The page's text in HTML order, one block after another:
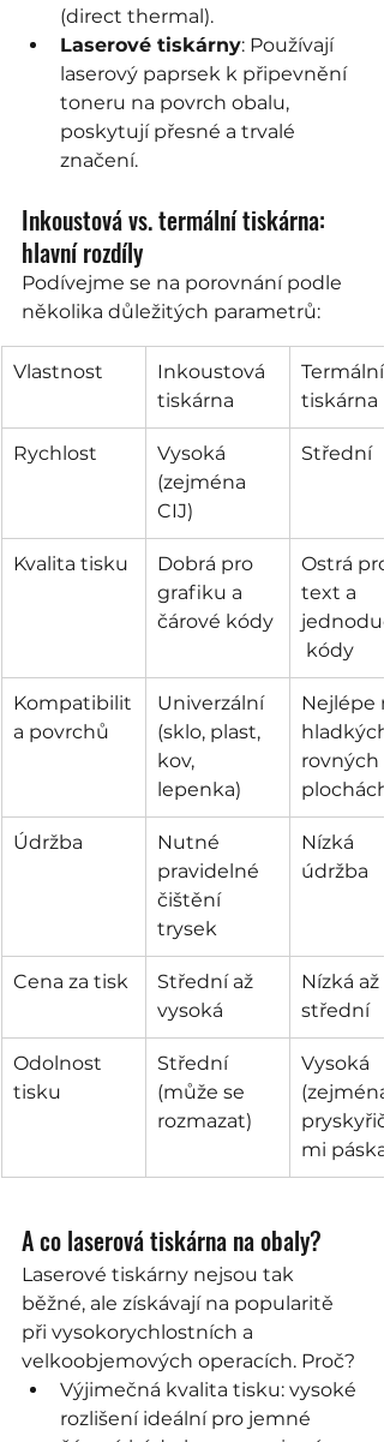
(direct thermal).
Laserové tiskárny: Používají
laserový paprsek k připevnění
toneru na povrch obalu,
poskytují přesné a trvalé
značení.
Inkoustová vs. termální tiskárna:
hlavní rozdíly
Podívejme se na porovnání podle
několika důležitých parametrů:
Vlastnost
Inkoustová
tiskárna
Termální
tiskárna
Rychlost
Vysoká
(zejména
CIJ)
Střední
Kvalita tisku
Dobrá pro
grafiku a
čárové kódy
Ostrá pro
text a
kódy
Kompatibilit
a povrchů
Univerzální
(sklo, plast,
kov,
lepenka)
Nejlépe
rovných
plochách
Údržba
Nutné
pravidelné
čištění
trysek
Nízká
údržba
Cena za tisk
Střední až
vysoká
Nízká až
střední
Odolnost
tisku
Střední
(může se
rozmazat)
Vysoká
mi
A co laserová tiskárna na obaly?
Laserové tiskárny nejsou tak
běžné, ale získávají na popularitě
při vysokorychlostních a
velkoobjemových operacích. Proč?
Výjimečná kvalita tisku: vysoké
rozlišení ideální pro jemné